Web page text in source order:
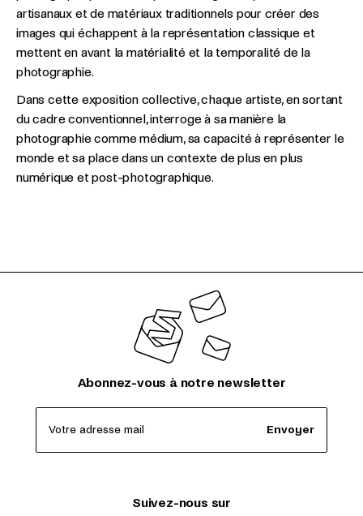
artisanaux et de matériaux traditionnels pour créer des
images qui échappent à la représentation classique et
mettent en avant la matérialité et la temporalité de la
photographie.
Dans cette exposition collective, chaque artiste, en sortant
du cadre conventionnel, interroge à sa manière la
photographie comme médium, sa capacité à représenter le
monde et sa place dans un contexte de plus en plus
numérique et post-photographique.
Abonnez-vous à notre newsletter
Votre adresse mail Envoyer
Suivez-nous sur